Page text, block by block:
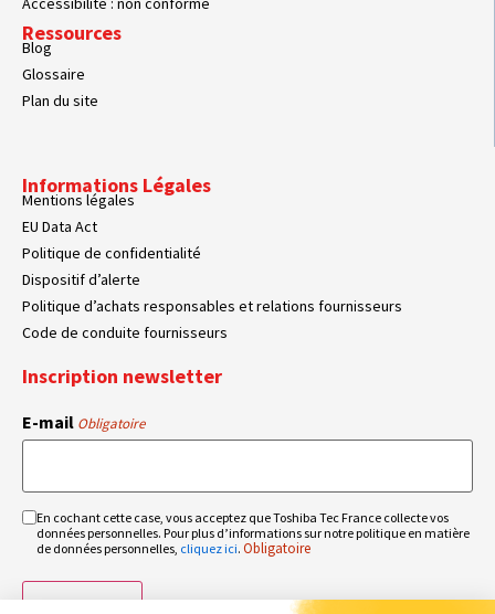
Ressources
Blog
Glossaire
Plan du site
Informations Légales
Mentions légales
EU Data Act
Politique de confidentialité
Dispositif d’alerte
Politique d’achats responsables et relations fournisseurs
Code de conduite fournisseurs
Inscription newsletter
E-mail Obligatoire
RGPD
Obligatoire
En cochant cette case, vous acceptez que Toshiba Tec France collecte vos
données personnelles. Pour plus d’informations sur notre politique en matière
de données personnelles, cliquez ici. Obligatoire